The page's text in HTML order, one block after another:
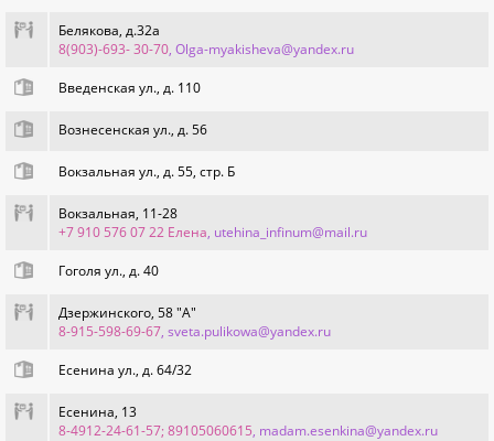
Белякова, д.32а
8(903)-693- 30-70, Olga-myakisheva@yandex.ru
Введенская ул., д. 110
Вознесенская ул., д. 56
Вокзальная ул., д. 55, стр. Б
Вокзальная, 11-28
+7 910 576 07 22 Елена, utehina_infinum@mail.ru
Гоголя ул., д. 40
Дзержинского, 58 "А"
8-915-598-69-67, sveta.pulikowa@yandex.ru
Есенина ул., д. 64/32
Есенина, 13
8-4912-24-61-57; 89105060615, madam.esenkina@yandex.ru